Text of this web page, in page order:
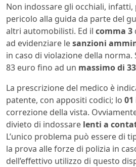
Non indossare gli occhiali,
pericolo alla guida da parte del
altri automobilisti. Ed il comma 3
ad evidenziare lesanzioni
in caso di violazione della norma.
83 euro fino ad un massimo di
La prescrizione del medico è
patente, con appositi codici; lo 01
correzione della vista.
divieto di indossare lenti a
L’unico problema può essere di
la prova alle forze di polizia in
dell’effettivo utilizzo di questo